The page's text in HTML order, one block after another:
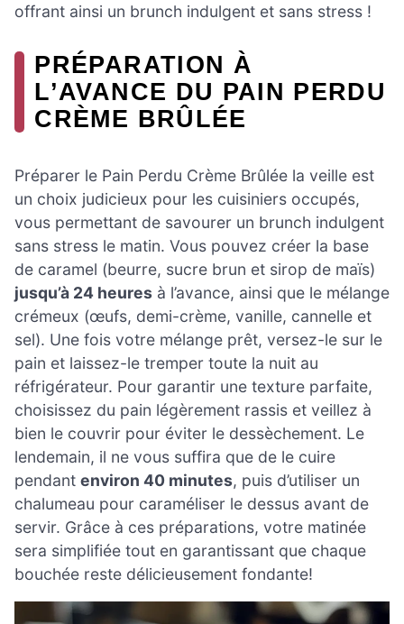
offrant ainsi un brunch indulgent et sans stress !
PRÉPARATION À
L’AVANCE DU PAIN PERDU
CRÈME BRÛLÉE
Préparer le Pain Perdu Crème Brûlée la veille est
un choix judicieux pour les cuisiniers occupés,
vous permettant de savourer un brunch indulgent
sans stress le matin. Vous pouvez créer la base
de caramel (beurre, sucre brun et sirop de maïs)
jusqu’à 24 heures à l’avance, ainsi que le mélange
crémeux (œufs, demi-crème, vanille, cannelle et
sel). Une fois votre mélange prêt, versez-le sur le
pain et laissez-le tremper toute la nuit au
réfrigérateur. Pour garantir une texture parfaite,
choisissez du pain légèrement rassis et veillez à
bien le couvrir pour éviter le dessèchement. Le
lendemain, il ne vous suffira que de le cuire
pendant environ 40 minutes, puis d’utiliser un
chalumeau pour caraméliser le dessus avant de
servir. Grâce à ces préparations, votre matinée
sera simplifiée tout en garantissant que chaque
bouchée reste délicieusement fondante!